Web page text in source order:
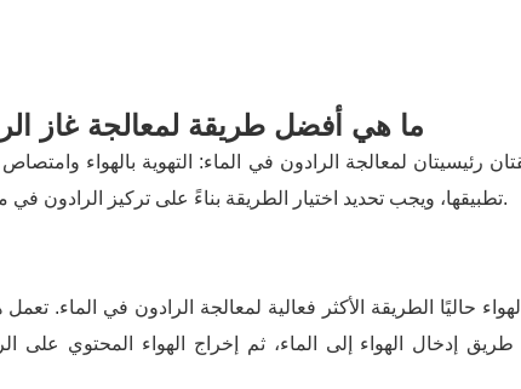
ما هي أفضل طريقة لمعالجة غاز
رئيسيتان لمعالجة الرادون في الماء: التهوية بالهواء
تطبيقها، ويجب تحديد اختيار الطريقة بناءً على تركيز الرادون في مصدر المياه وحجم المنزل أو المنشأة والميزانية.
حاليًا الطريقة الأكثر فعالية لمعالجة الرادون في الماء.
طريق إدخال الهواء إلى الماء، ثم إخراج الهواء المحتوي على